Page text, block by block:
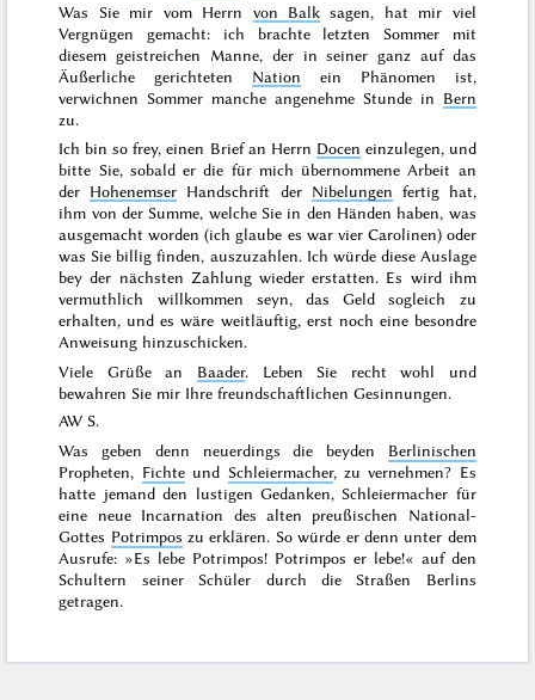
Was Sie mir vom Herrn von Balksagen, hat mir viel
Vergnügen gemacht: ich brachte letzten Sommer mit
diesem geistreichen Manne, der in seiner ganz auf das
Äußerliche gerichteten Nation ein Phänomen ist,
verwichnen Sommer manche angenehme Stunde in Bern
zu.
Ich bin so frey, einen Brief an Herrn Docen einzulegen, und
bitte Sie, sobald er die für mich übernommene Arbeit an
der Hohenemser Handschrift der Nibelungen fertig hat,
ihm von der Summe, welche Sie in den Händen haben, was
ausgemacht worden (ich glaube es war vier Carolinen) oder
was Sie billig finden, auszuzahlen. Ich würde diese Auslage
bey der nächsten Zahlung wieder erstatten. Es wird ihm
vermuthlich willkommen seyn, das Geld sogleich zu
erhalten, und es wäre weitläuftig, erst noch eine besondre
Anweisung hinzuschicken.
Viele Grüße an Baader. Leben Sie recht wohl und
bewahren Sie mir Ihre freundschaftlichen Gesinnungen.
AW S.
Was geben denn neuerdings die beyden Berlinischen
Propheten, Fichteund Schleiermacher, zu vernehmen? Es
hatte jemand den lustigen Gedanken, Schleiermacher für
eine neue Incarnation des alten preußischen National-
Gottes Potrimpos zu erklären. So würde er denn unter dem
Ausrufe: »Es lebe Potrimpos! Potrimpos er lebe!« auf den
Schultern seiner Schüler durch die Straßen Berlins
getragen.